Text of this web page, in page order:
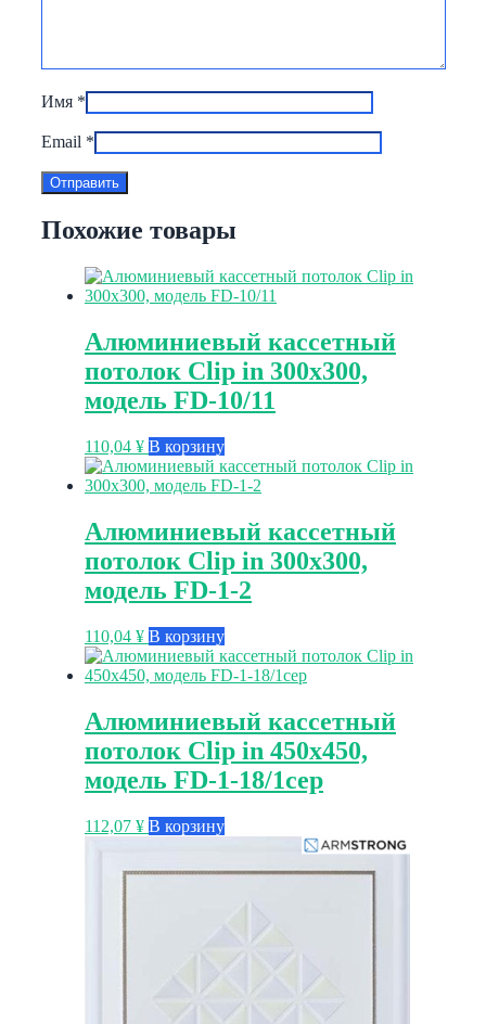
Имя *
Email *
Похожие товары
Алюминиевый кассетный
потолок Clip in 300х300,
модель FD-10/11
110,04 ¥ В корзину
Алюминиевый кассетный
потолок Clip in 300х300,
модель FD-1-2
110,04 ¥ В корзину
Алюминиевый кассетный
потолок Clip in 450х450,
модель FD-1-18/1сер
112,07 ¥ В корзину